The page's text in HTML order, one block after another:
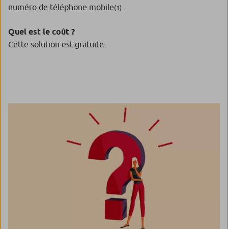
numéro de téléphone mobile(1)
Quel est le coût ?
Cette solution est gratuite.